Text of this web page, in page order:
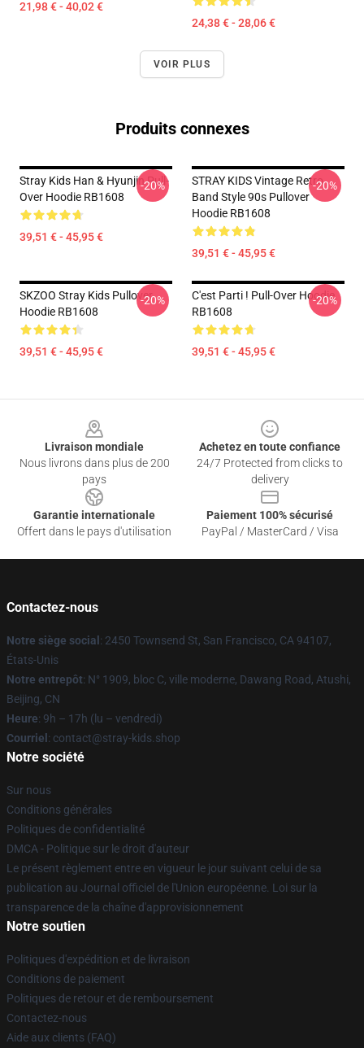
21,98 € - 40,02 €
24,38 € - 28,06 €
VOIR PLUS
Produits connexes
Stray Kids Han & Hyunjin Pull-
Over Hoodie RB1608
39,51 € - 45,95 €
-20%
STRAY KIDS Vintage Retro
Band Style 90s Pullover
Hoodie RB1608
39,51 € - 45,95 €
-20%
SKZOO Stray Kids Pullover
Hoodie RB1608
39,51 € - 45,95 €
-20%
C'est Parti ! Pull-Over Hoodie
RB1608
39,51 € - 45,95 €
-20%
Livraison mondiale
Nous livrons dans plus de 200
pays
Achetez en toute confiance
24/7 Protected from clicks to
delivery
Garantie internationale
Offert dans le pays d'utilisation
Paiement 100% sécurisé
PayPal / MasterCard / Visa
Contactez-nous
Notre siège social : 2450 Townsend St, San Francisco, CA 94107,
États-Unis
Notre entrepôt: N° 1909, bloc C, ville moderne, Dawang Road, Atushi,
Beijing, CN
Heure: 9h – 17h (lu – vendredi)
Courriel : contact@stray-kids.shop
Notre société
Sur nous
Conditions générales
Politiques de confidentialité
DMCA - Politique sur le droit d'auteur
Le présent règlement entre en vigueur le jour suivant celui de sa
publication au Journal officiel de l'Union européenne. Loi sur la
transparence de la chaîne d'approvisionnement
Notre soutien
Politiques d'expédition et de livraison
Conditions de paiement
Politiques de retour et de remboursement
Contactez-nous
Aide aux clients (FAQ)